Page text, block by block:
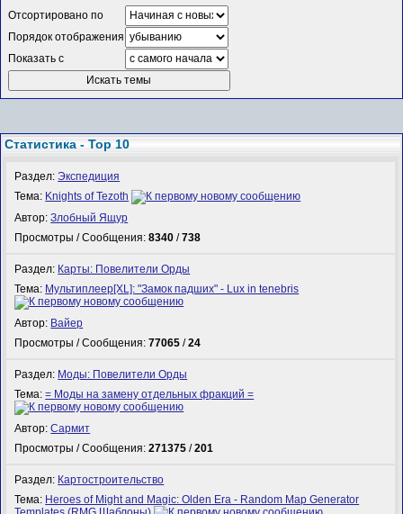
Отсортировано по
Порядок отображения
Показать с
Статистика - Top 10
Раздел:Экспедиция
Тема: Knights of Tezoth
Автор:Злобный Ящур
Просмотры / Сообщения:8340 /738
Раздел: Карты: Повелители Орды
Тема: Мультиплеер[XL]: "Замок падших" - Lux in tenebris
Автор: Вайер
Просмотры / Сообщения:77065 /24
Раздел: Моды: Повелители Орды
Тема:= Моды на замену отдельных фракций =
Автор:Сармит
Просмотры / Сообщения:271375 /201
Раздел: Картостроительство
Тема: Heroes of Might and Magic: Olden Era - Random Map Generator